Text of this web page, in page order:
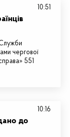
Служби
чергової
551
10:51
до
10:16